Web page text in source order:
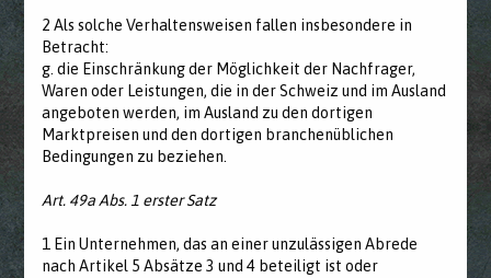
2 Als solche Verhaltensweisen fallen insbesondere in
Betracht:
g. die Einschränkung der Möglichkeit der Nachfrager,
Waren oder Leistungen, die in der Schweiz und im Ausland
angeboten werden, im Ausland zu den dortigen
Marktpreisen und den dortigen branchenüblichen
Bedingungen zu beziehen.
Art. 49a Abs. 1 erster Satz
1 Ein Unternehmen, das an einer unzulässigen Abrede
nach Artikel 5 Absätze 3 und 4 beteiligt ist oder